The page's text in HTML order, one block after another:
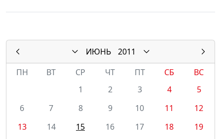
ИЮНЬ
2011
ПН
ВТ СР ЧТ ПТ СБ
ВС
1
2 3 4
5
6
7 8 9 10 11
12
13
14 15 16 17 18
19